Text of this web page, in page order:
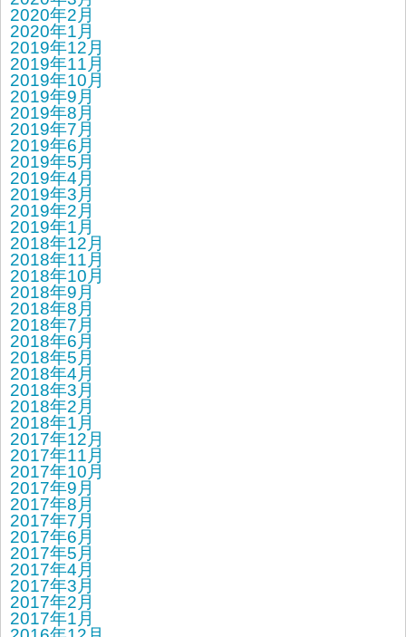
2020年2月
2020年1月
2019年12月
2019年11月
2019年10月
2019年9月
2019年8月
2019年7月
2019年6月
2019年5月
2019年4月
2019年3月
2019年2月
2019年1月
2018年12月
2018年11月
2018年10月
2018年9月
2018年8月
2018年7月
2018年6月
2018年5月
2018年4月
2018年3月
2018年2月
2018年1月
2017年12月
2017年11月
2017年10月
2017年9月
2017年8月
2017年7月
2017年6月
2017年5月
2017年4月
2017年3月
2017年2月
2017年1月